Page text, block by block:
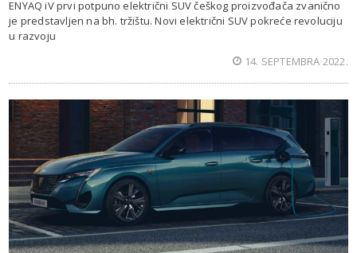
ENYAQ iV prvi potpuno električni SUV češkog proizvođača zvanično
je predstavljen na bh. tržištu. Novi električni SUV pokreće revoluciju
u razvoju
14. SEPTEMBRA 2022.